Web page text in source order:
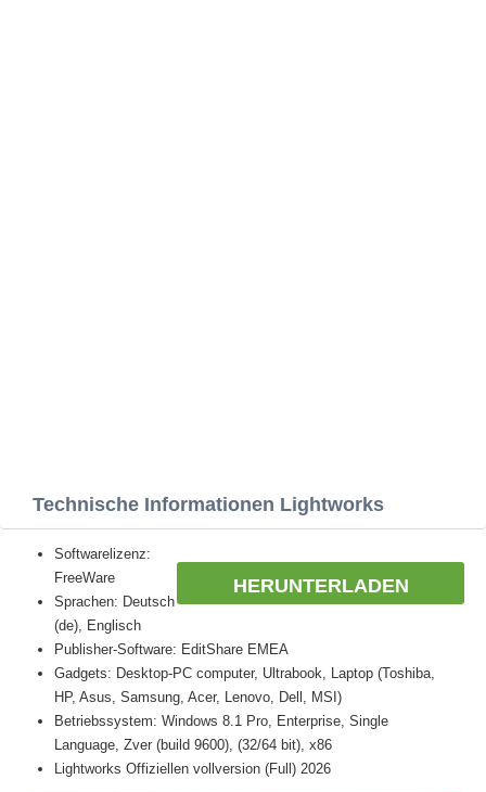
Technische Informationen Lightworks
HERUNTERLADEN
Softwarelizenz:
FreeWare
Sprachen: Deutsch
(de), Englisch
Publisher-Software: EditShare EMEA
Gadgets: Desktop-PC computer, Ultrabook, Laptop (Toshiba,
HP, Asus, Samsung, Acer, Lenovo, Dell, MSI)
Betriebssystem: Windows 8.1 Pro, Enterprise, Single
Language, Zver (build 9600), (32/64 bit), x86
Lightworks Offiziellen vollversion (Full) 2026